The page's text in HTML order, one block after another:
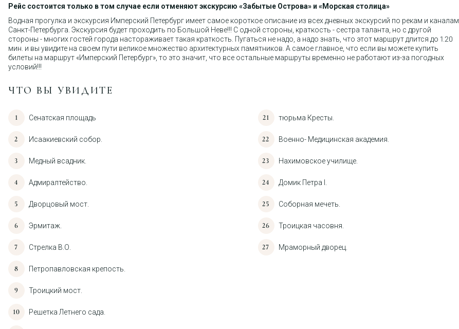
Рейс состоится только в том случае если отменяют экскурсию «Забытые Острова» и «Морская столица»
Водная прогулка и экскурсия Имперский Петербург имеет самое короткое описание из всех дневных экскурсий по рекам и каналам
Санкт-Петербурга. Экскурсия будет проходить по Большой Неве!!! С одной стороны, краткость - сестра таланта, но с другой
стороны - многих гостей города настораживает такая краткость. Пугаться не надо, а надо знать, что этот маршрут длится до 1.20
мин. и вы увидите на своем пути великое множество архитектурных памятников. А самое главное, что если вы можете купить
билеты на маршрут «Имперский Петербург», то это значит, что все остальные маршруты временно не работают из-за погодных
условий!!!
ЧТО ВЫ УВИДИТЕ
Сенатская площадь
Исаакиевский собор.
Медный всадник.
Адмиралтейство.
Дворцовый мост.
Эрмитаж.
Стрелка В.О.
Петропавловская крепость.
Троицкий мост.
Решетка Летнего сада.
тюрьма Кресты.
Военно- Медицинская академия.
Нахимовское училище.
Домик Петра I.
Соборная мечеть.
Троицкая часовня.
Мраморный дворец.